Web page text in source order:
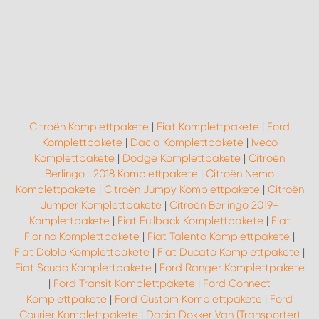
Citroën Komplettpakete | Fiat Komplettpakete | Ford
Komplettpakete| Dacia Komplettpakete| Iveco
Komplettpakete | Dodge Komplettpakete | Citroën
Berlingo -2018 Komplettpakete | Citroën Nemo
Komplettpakete| Citroën Jumpy Komplettpakete| Citroën
Jumper Komplettpakete | Citroën Berlingo 2019-
Komplettpakete| Fiat Fullback Komplettpakete| Fiat
Fiorino Komplettpakete | Fiat Talento Komplettpakete |
Fiat Doblo Komplettpakete | Fiat Ducato Komplettpakete |
Fiat Scudo Komplettpakete| Ford Ranger Komplettpakete
| Ford Transit Komplettpakete | Ford Connect
Komplettpakete | Ford Custom Komplettpakete | Ford
Courier Komplettpakete | Dacia Dokker Van (Transporter)